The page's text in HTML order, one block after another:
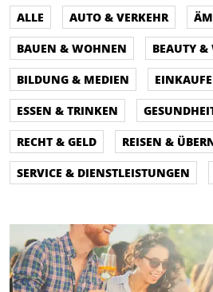
ALLE AUTO & VERKEHR
BAUEN & WOHNEN
BEAUTY &
BILDUNG & MEDIEN
ESSEN & TRINKEN
RECHT & GELD
REISEN &
SERVICE & DIENSTLEISTUNGEN